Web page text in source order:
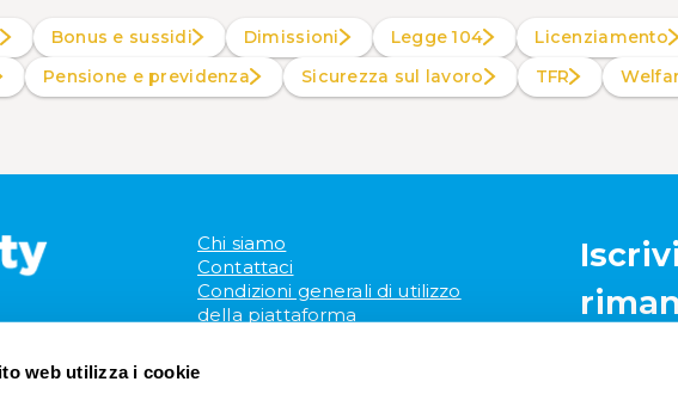
web utilizza i cookie
Bonus e sussidi Dimissioni Legge 104 Licenziamento
Pensione e previdenza Sicurezza sul lavoro TFR
Chi siamo
Contattaci
Condizioni generali di utilizzo
della piattaforma